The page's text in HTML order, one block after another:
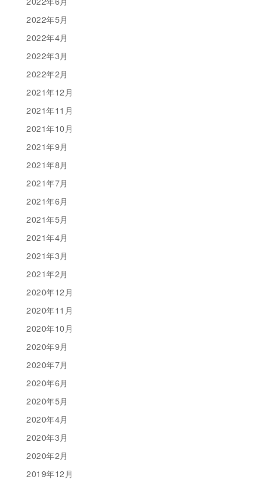
2022年5月
2022年4月
2022年3月
2022年2月
2021年12月
2021年11月
2021年10月
2021年9月
2021年8月
2021年7月
2021年6月
2021年5月
2021年4月
2021年3月
2021年2月
2020年12月
2020年11月
2020年10月
2020年9月
2020年7月
2020年6月
2020年5月
2020年4月
2020年3月
2020年2月
2019年12月